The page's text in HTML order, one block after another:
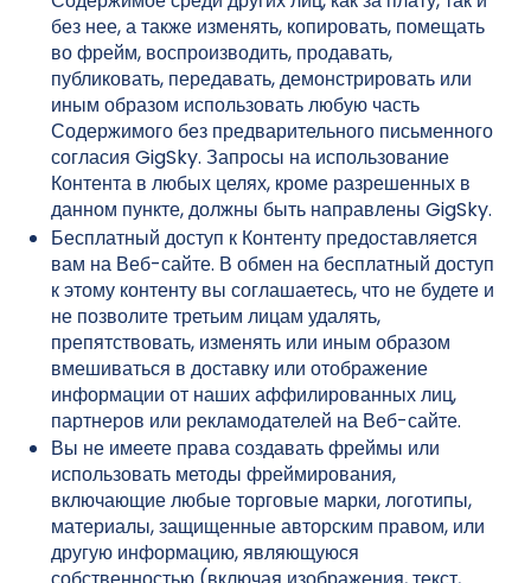
без нее, а также изменять, копировать, помещать
во фрейм, воспроизводить, продавать,
публиковать, передавать, демонстрировать или
иным образом использовать любую часть
Содержимого без предварительного письменного
согласия GigSky. Запросы на использование
Контента в любых целях, кроме разрешенных в
данном пункте, должны быть направлены GigSky.
Бесплатный доступ к Контенту предоставляется
вам на Веб-сайте. В обмен на бесплатный доступ
к этому контенту вы соглашаетесь, что не будете и
не позволите третьим лицам удалять,
препятствовать, изменять или иным образом
вмешиваться в доставку или отображение
информации от наших аффилированных лиц,
партнеров или рекламодателей на Веб-сайте.
Вы не имеете права создавать фреймы или
использовать методы фреймирования,
включающие любые торговые марки, логотипы,
материалы, защищенные авторским правом, или
другую информацию, являющуюся